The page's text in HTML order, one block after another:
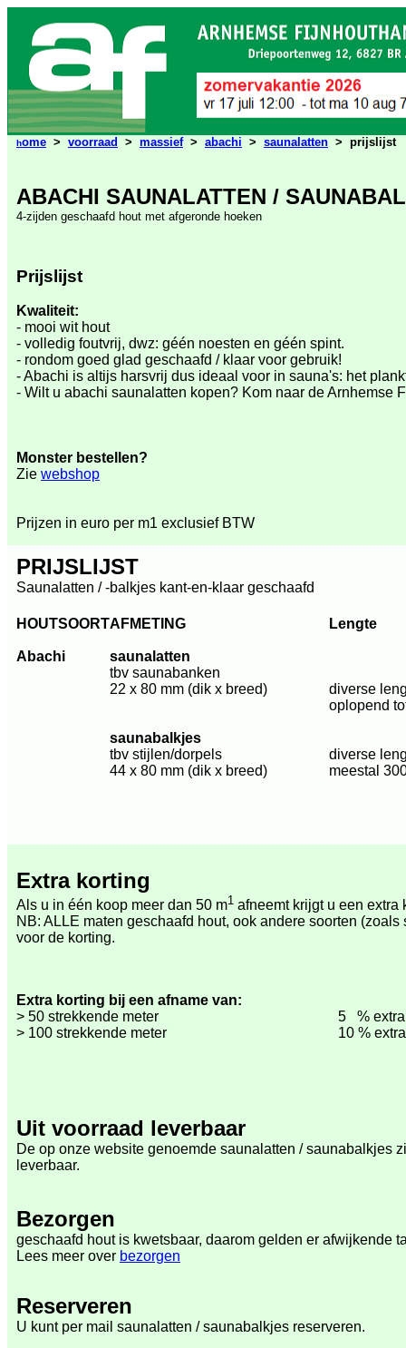
home > voorraad > massief> abachi > saunalatten > prijslijst
ABACHI SAUNALATTEN /
4-zijden geschaafd hout met afgeronde hoeken
Prijslijst
Kwaliteit:
- mooi wit hout
- volledig foutvrij, dwz: géén noesten en géén spint.
- rondom goed glad geschaafd / klaar voor gebruik!
- Abachi is altijs harsvrij dus ideaal voor in sauna's: het
- Wilt u abachi saunalatten kopen? Kom naar de Arnhemse
Monster bestellen?
Zie webshop
Prijzen in euro per m1 exclusief BTW
PRIJSLIJST
Saunalatten / -balkjes kant-en-klaar geschaafd
HOUTSOORTAFMETING Lengte
Abachi
saunalatten
tbv saunabanken
22 x 80 mm (dik x breed)
diverse
oplopend
saunabalkjes
tbv stijlen/dorpels
diverse
44 x 80 mm (dik x breed)
meestal
Extra korting
Als u in één koop meer dan 50 m1 afneemt krijgt u een extra
NB: ALLE maten geschaafd hout, ook andere soorten (zoals
voor de korting.
Extra korting bij een afname van:
> 50 strekkende meter
5 % extra
> 100 strekkende meter
10 %
Uit voorraad leverbaar
De op onze website genoemde saunalatten / saunabalkjes
leverbaar.
Bezorgen
geschaafd hout is kwetsbaar, daarom gelden er afwijkende
Lees meer over bezorgen
Reserveren
U kunt per mail saunalatten / saunabalkjes reserveren.